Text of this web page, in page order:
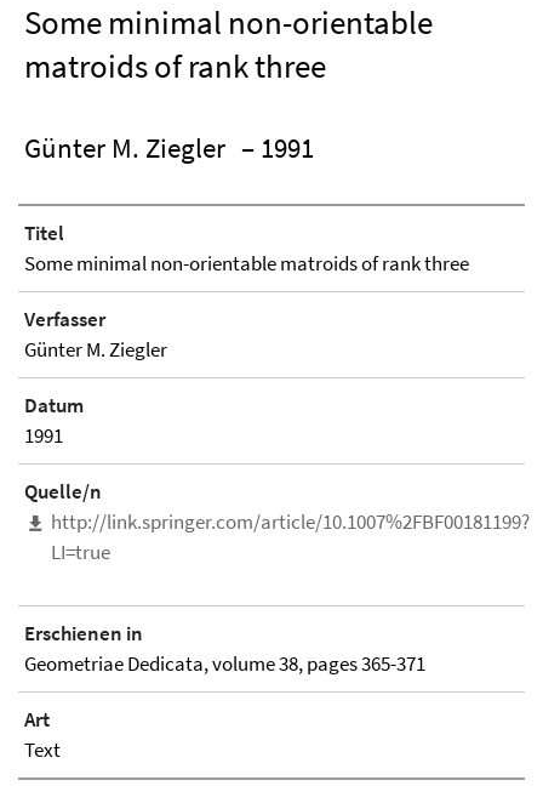
Some minimal non-orientable
matroids of rank three
Günter M. Ziegler – 1991
Titel
Some minimal non-orientable matroids of rank three
Verfasser
Günter M. Ziegler
Datum
1991
Quelle/n
http://link.springer.com/article/10.1007%2FBF00181199?
LI=true
Erschienen in
Geometriae Dedicata, volume 38, pages 365-371
Art
Text